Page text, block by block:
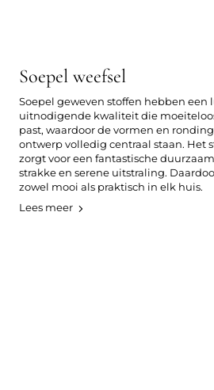
Soepel weefsel
Soepel geweven stoffen hebben een
uitnodigende kwaliteit die
past, waardoor de vormen en
ontwerp volledig centraal staan. Het
zorgt voor een fantastische
strakke en serene uitstraling.
zowel mooi als praktisch in elk huis.
Lees meer